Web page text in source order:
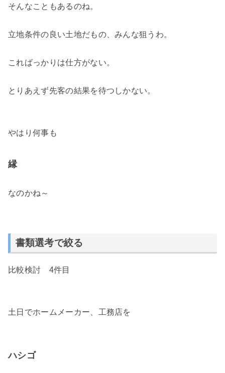
そんなこともあるのね。
立地条件の良い土地だもの、みんな狙うわ。
こればっかりは仕方がない。
とりあえず先客の結果を待つしかない。
やはり何事も
縁
なのかね～
書類選考で絞る
比較検討 4件目
土日でホームメーカー、工務店を
ハシゴ